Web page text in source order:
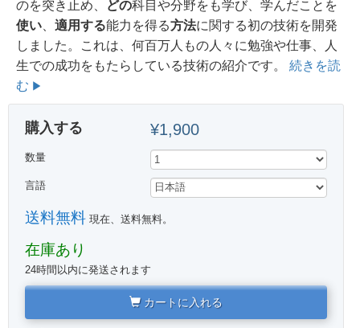
のを突き止め、
どの科目や分野をも学び、学んだことを
使い
適用する能力を得る方法に関する初の技術を開発
しました。
これは、何百万人もの人々に勉強や仕事、人
生での成功をもたらしている技術の紹介です。 続きを読
む
購入する ¥1,900
数量
言語
送料無料現在、送料無料。
在庫あり
24時間以内に発送されます
カートに入れる